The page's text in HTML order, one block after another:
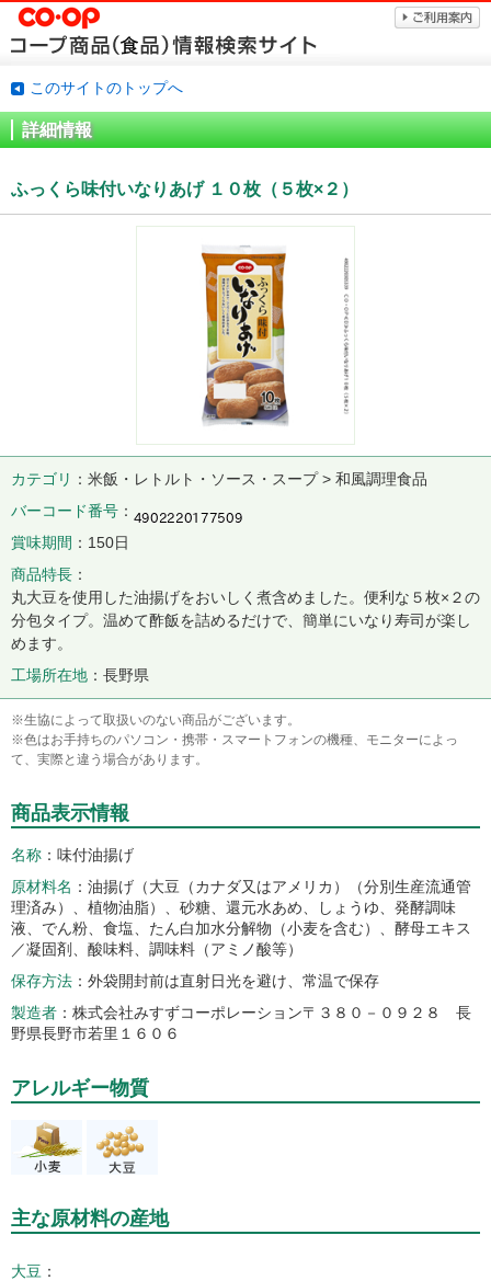
このサイトのトップへ
詳細情報
ふっくら味付いなりあげ １０枚（５枚×２）
カテゴリ
米飯・レトルト・ソース・スープ > 和風調理食品
バーコード番号
賞味期間
150日
商品特長
丸大豆を使用した油揚げをおいしく煮含めました。便利な５枚×２の
分包タイプ。温めて酢飯を詰めるだけで、簡単にいなり寿司が楽し
めます。
工場所在地
長野県
※生協によって取扱いのない商品がございます。
※色はお手持ちのパソコン・携帯・スマートフォンの機種、モニターによっ
て、実際と違う場合があります。
商品表示情報
名称
味付油揚げ
原材料名
油揚げ（大豆（カナダ又はアメリカ）（分別生産流通管
理済み）、植物油脂）、砂糖、還元水あめ、しょうゆ、発酵調味
液、でん粉、食塩、たん白加水分解物（小麦を含む）、酵母エキス
／凝固剤、酸味料、調味料（アミノ酸等）
保存方法
外袋開封前は直射日光を避け、常温で保存
製造者
株式会社みすずコーポレーション〒３８０－０９２８ 長
野県長野市若里１６０６
アレルギー物質
主な原材料の産地
大豆 ：